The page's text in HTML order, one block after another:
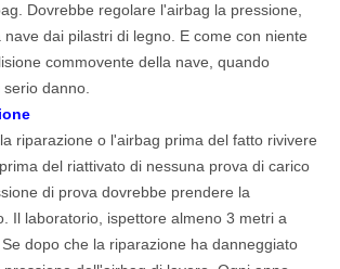
Dovrebbe regolare l'airbag la pressione,
nave dai pilastri di legno. E come con niente
commovente della nave, quando
danno.
riparazione o l'airbag prima del fatto rivivere
del riattivato di nessuna prova di carico
di prova dovrebbe prendere la
Il laboratorio, ispettore almeno 3 metria
Se dopo che la riparazione ha danneggiato